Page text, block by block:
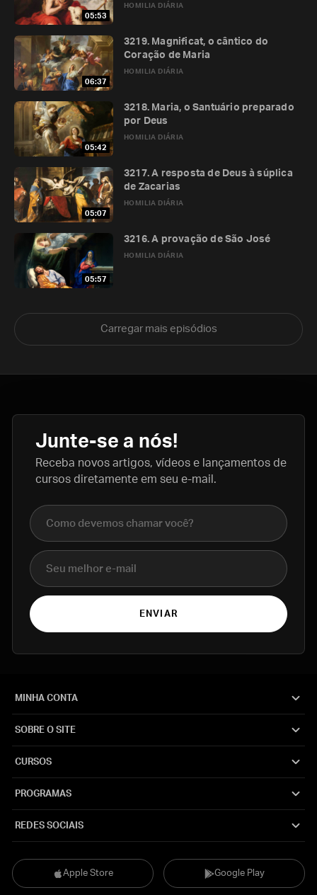
05:53
HOMILIA DIÁRIA
06:37
HOMILIA DIÁRIA
3219. Magnificat, o cântico do
Coração de Maria
05:42
HOMILIA DIÁRIA
3218. Maria, o Santuário preparado
por Deus
05:07
HOMILIA DIÁRIA
3217. A resposta de Deus à súplica
de Zacarias
05:57
HOMILIA DIÁRIA
3216. A provação de São José
Carregar mais episódios
Junte-se a nós!
Receba novos artigos, vídeos e lançamentos de
cursos diretamente em seu e-mail.
Nome completo
E-mail
ENVIAR
Apple Store Google Play
MINHA CONTA
SOBRE O SITE
CURSOS
PROGRAMAS
REDES SOCIAIS